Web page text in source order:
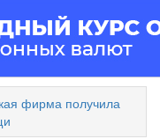
фирма получила